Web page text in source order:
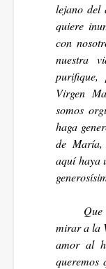
lejano del
quiere
con
nuestra
purifique,
Virgen
somos
haga
de María,
aquí haya
mirar a la
amor al
queremos